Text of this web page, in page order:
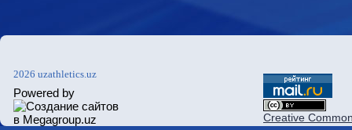
2026 uzathletics.uz
Powered by
Creative